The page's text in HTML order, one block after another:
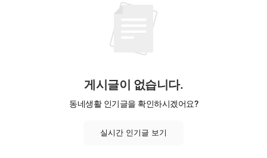
게시글이 없습니다.
동네생활 인기글을 확인하시겠어요?
실시간 인기글 보기